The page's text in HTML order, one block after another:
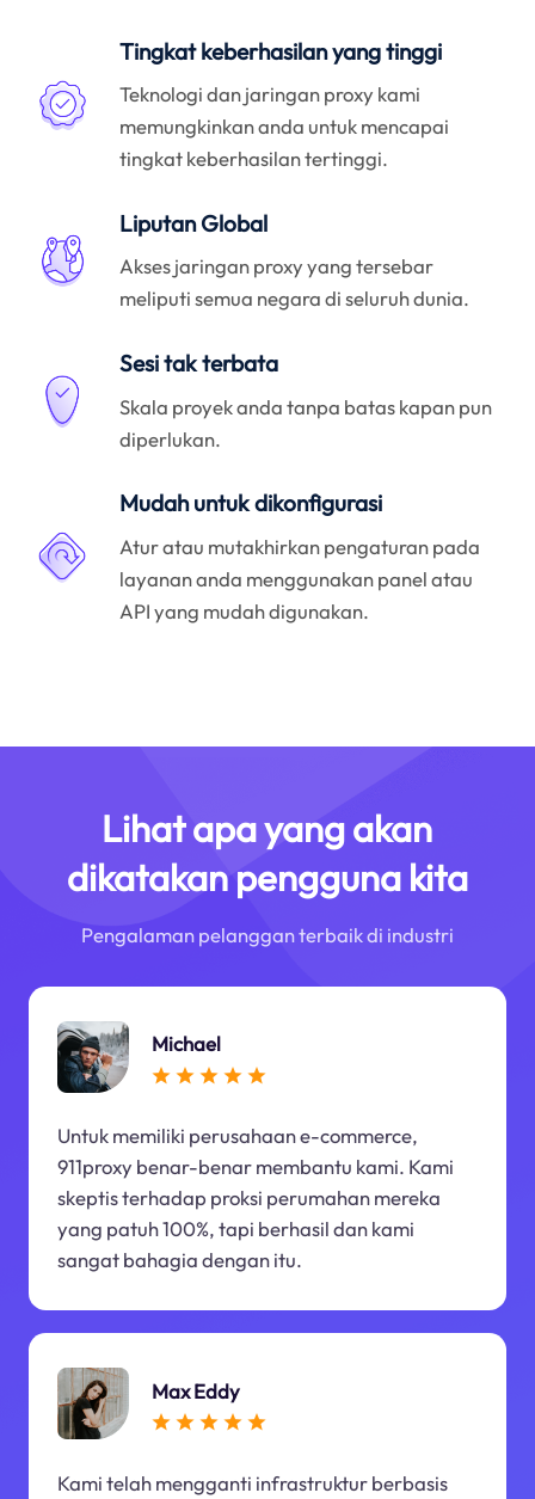
Tingkat keberhasilan yang tinggi
Teknologi dan jaringan proxy kami
memungkinkan anda untuk mencapai
tingkat keberhasilan tertinggi.
Liputan Global
Akses jaringan proxy yang tersebar
meliputi semua negara di seluruh dunia.
Sesi tak terbata
Skala proyek anda tanpa batas kapan pun
diperlukan.
Mudah untuk dikonfigurasi
Atur atau mutakhirkan pengaturan pada
layanan anda menggunakan panel atau
API yang mudah digunakan.
Lihat apa yang akan
dikatakan pengguna kita
Pengalaman pelanggan terbaik di industri
Michael
Untuk memiliki perusahaan e-commerce,
911proxy benar-benar membantu kami. Kami
skeptis terhadap proksi perumahan mereka
yang patuh 100%, tapi berhasil dan kami
sangat bahagia dengan itu.
Max Eddy
Kami telah mengganti infrastruktur berbasis